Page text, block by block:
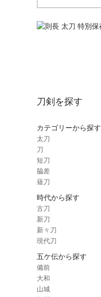
刀剣を探す
カテゴリーから探す
太刀
刀
短刀
脇差
薙刀
時代から探す
古刀
新刀
新々刀
現代刀
五ケ伝から探す
備前
大和
山城